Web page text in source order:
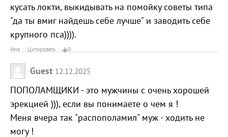
кусать локти, выкидывать на помойку советы типа
"да ты вмиг найдешь себе лучше" и заводить себе
крупного пса)))).
Имя Цитировать 0
Guest 12.12.2025
ПОПОЛАМЩИКИ - это мужчины с очень хорошей
эрекцией ))), если вы понимаете о чем я !
Меня вчера так "распополамил" муж - ходить не
могу !